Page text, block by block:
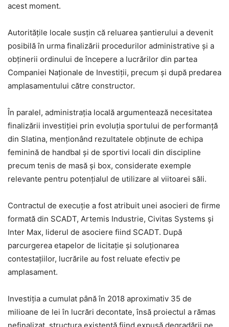
acest moment.
Autoritățile locale susțin că reluarea șantierului a devenit
posibilă în urma finalizării procedurilor administrative și a
obținerii ordinului de începere a lucrărilor din partea
Companiei Naționale de Investiții, precum și după predarea
amplasamentului către constructor.
În paralel, administrația locală argumentează necesitatea
finalizării investiției prin evoluția sportului de performanță
din Slatina, menționând rezultatele obținute de echipa
feminină de handbal și de sportivi locali din discipline
precum tenis de masă și box, considerate exemple
relevante pentru potențialul de utilizare al viitoarei săli.
Contractul de execuție a fost atribuit unei asocieri de firme
formată din SCADT, Artemis Industrie, Civitas Systems și
Inter Max, liderul de asociere fiind SCADT. După
parcurgerea etapelor de licitație și soluționarea
contestațiilor, lucrările au fost reluate efectiv pe
amplasament.
Investiția a cumulat până în 2018 aproximativ 35 de
milioane de lei în lucrări decontate, însă proiectul a rămas
nefinalizat, structura existentă fiind expusă degradării pe